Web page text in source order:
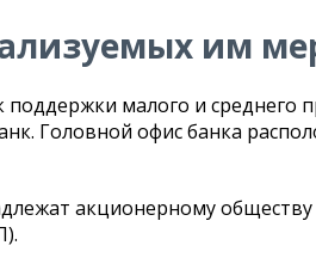
им
поддержки малого и
Головной офис банка
акционерному